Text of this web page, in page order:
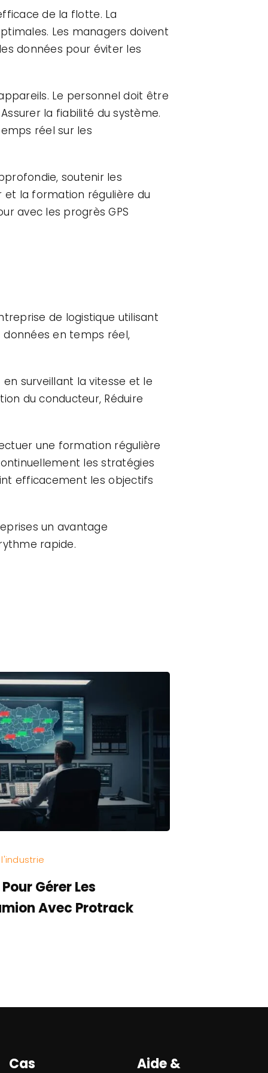
de la flotte. La
Les managers doivent
données pour éviter les
Le personnel doit être
la fiabilité du système.
réel sur les
soutenir les
et la formation régulière du
avec les progrès GPS
de logistique utilisant
données en temps réel,
surveillant la vitesse et le
du conducteur, Réduire
une formation régulière
les stratégies
efficacement les objectifs
un avantage
rapide.
Gérer Les
Avec Protrack
Cas Aide &